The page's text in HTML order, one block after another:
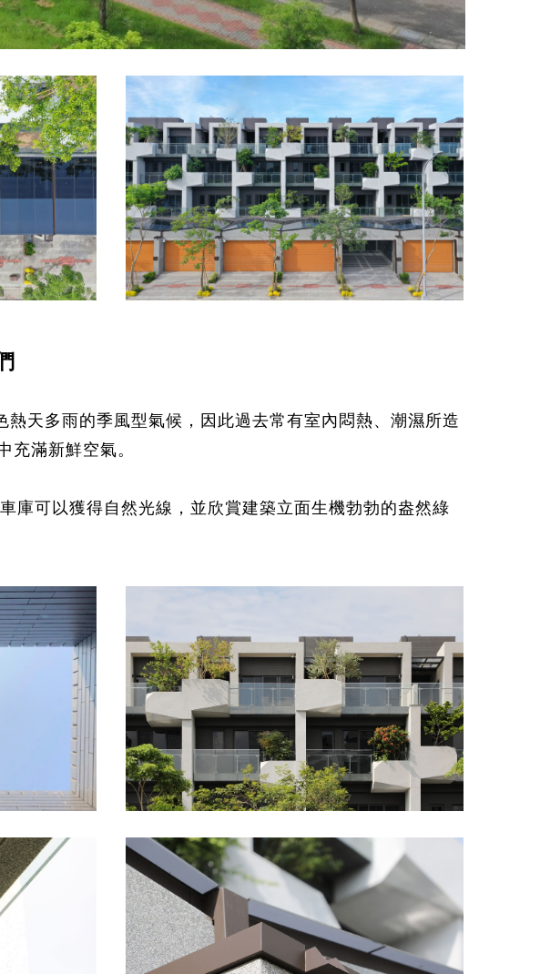
天多雨的季風型氣候，因此過去常有室內悶熱、潮濕所造
充滿新鮮空氣。
庫可以獲得自然光線，並欣賞建築立面生機勃勃的盎然綠